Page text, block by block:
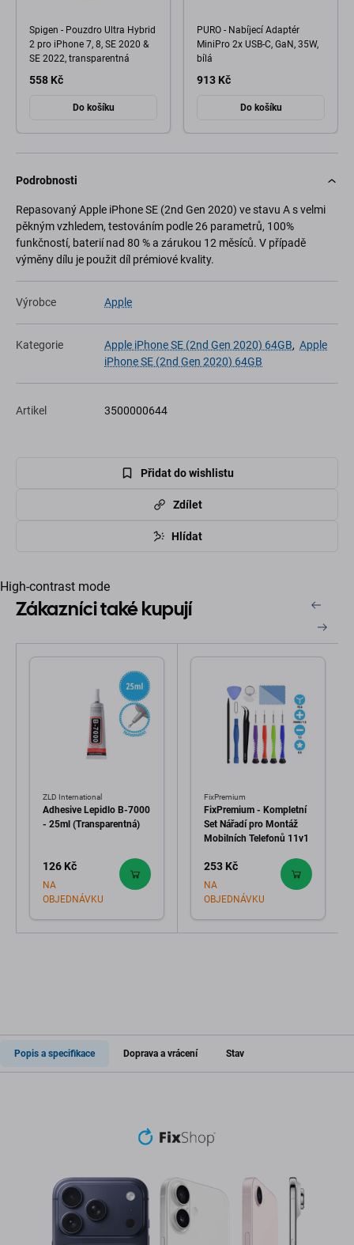
Spigen - Pouzdro Ultra Hybrid
2 pro iPhone 7, 8, SE 2020 &
SE 2022, transparentná
558 Kč
Do košíku
PURO - Nabíjecí Adaptér
MiniPro 2x USB-C, GaN, 35W,
bílá
913 Kč
Do košíku
Podrobnosti
Repasovaný Apple iPhone SE (2nd Gen 2020) ve stavu A s velmi
pěkným vzhledem, testováním podle 26 parametrů, 100%
funkčností, baterií nad 80 % a zárukou 12 měsíců. V případě
výměny dílu je použit díl prémiové kvality.
Výrobce Apple
Kategorie Apple iPhone SE (2nd Gen 2020) 64GB, Apple
iPhone SE (2nd Gen 2020) 64GB
Artikel 3500000644
Přidat do wishlistu
Zdílet
Hlídat
High-contrast mode
Zákazníci také kupují
ZLD International
Adhesive Lepidlo B-7000
- 25ml (Transparentná)
126 Kč
NA
OBJEDNÁVKU
FixPremium
FixPremium - Kompletní
Set Nářadí pro Montáž
Mobilních Telefonů 11v1
253 Kč
NA
OBJEDNÁVKU
Popis a specifikace Doprava a vrácení Stav